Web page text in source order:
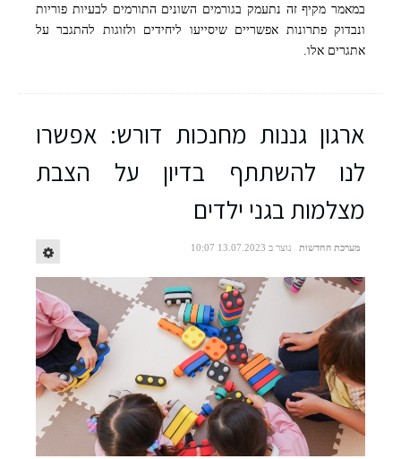
במאמר מקיף זה נתעמק בגורמים השונים התורמים לבעיות פוריות
ונבדוק פתרונות אפשריים שיסייעו ליחידים ולזוגות להתגבר על
אתגרים אלו.
ארגון גננות מחנכות דורש: אפשרו
לנו להשתתף בדיון על הצבת
מצלמות בגני ילדים
מערכת החדשות נוצר ב 13.07.2023 10:07